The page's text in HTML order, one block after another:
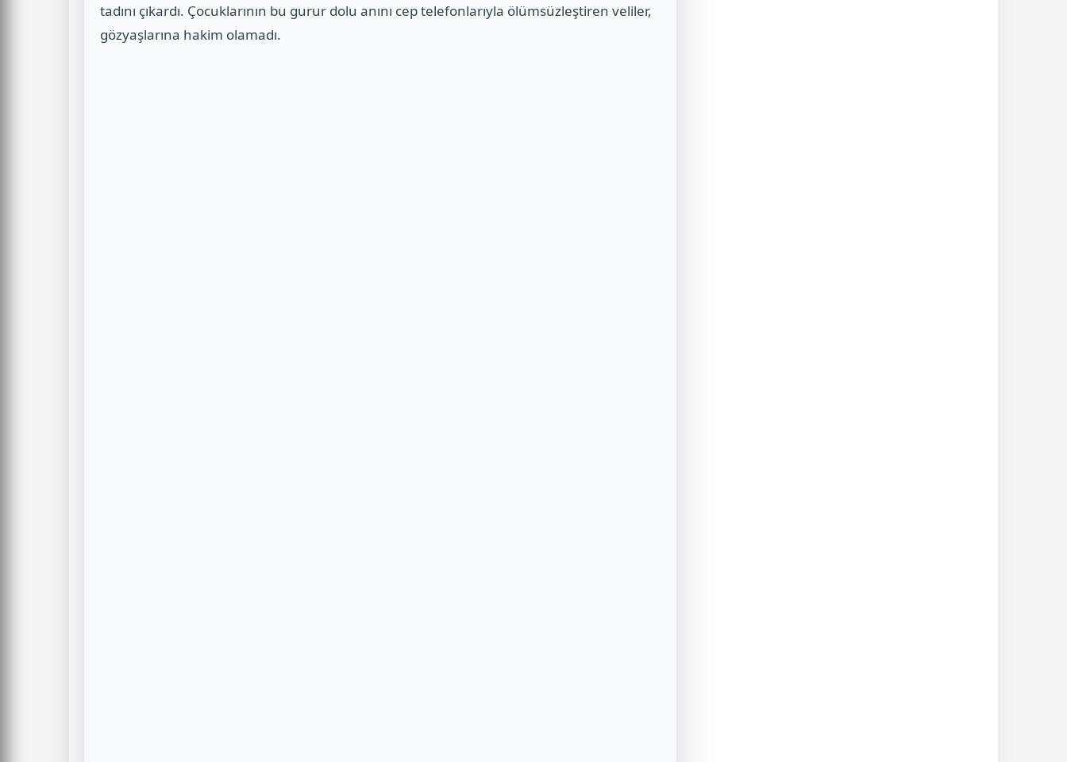
tadını çıkardı. Çocuklarının bu gurur dolu anını cep telefonlarıyla ölümsüzleştiren veliler,
gözyaşlarına hakim olamadı.